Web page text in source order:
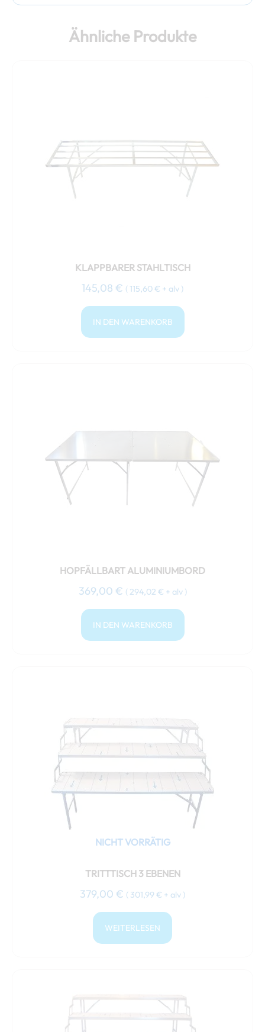
Ähnliche Produkte
KLAPPBARER STAHLTISCH
145,08 € (115,60 € + alv )
IN DEN WARENKORB
HOPFÄLLBART ALUMINIUMBORD
369,00 € (294,02 € + alv )
IN DEN WARENKORB
NICHT VORRÄTIG
TRITTTISCH 3 EBENEN
379,00 € ( 301,99 € + alv )
WEITERLESEN